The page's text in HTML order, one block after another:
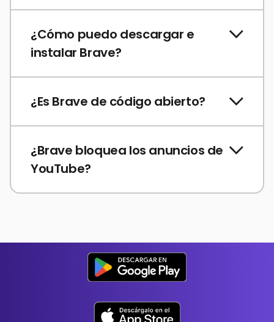
¿Cómo puedo descargar e
instalar Brave?
¿Es Brave de código abierto?
¿Brave bloquea los anuncios de
YouTube?